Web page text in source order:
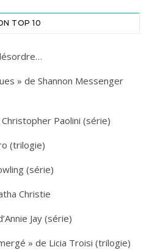
TOP 10
» de Shannon Messenger
Paolini (série)
(trilogie)
(série)
Christie
Jay (série)
» de Licia Troisi (trilogie)